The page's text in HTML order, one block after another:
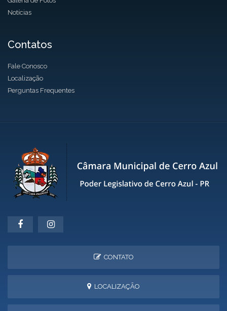
Notícias
Contatos
Fale Conosco
Localização
Perguntas Frequentes
CONTATO
LOCALIZAÇÃO